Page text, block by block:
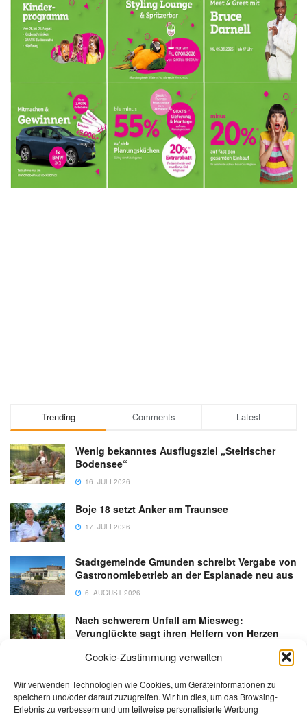
Cookie-Zustimmung verwalten
Wir verwenden Technologien wie Cookies, um Geräteinformationen zu
speichern und/oder darauf zuzugreifen. Wir tun dies, um das Browsing-
Erlebnis zu verbessern und um teilweise personalisierte Werbung
Trending Comments Latest
Wenig bekanntes Ausflugsziel „Steirischer
Bodensee“
16. JULI 2026
Boje 18 setzt Anker am Traunsee
17. JULI 2026
Stadtgemeinde Gmunden schreibt Vergabe von
Gastronomiebetrieb an der Esplanade neu aus
6. AUGUST 2026
Nach schwerem Unfall am Miesweg:
Verunglückte sagt ihren Helfern von Herzen
3. AUGUST 2026